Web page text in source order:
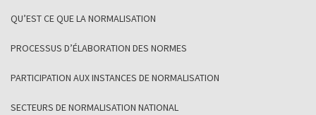
QU’EST CE QUE LA NORMALISATION
PROCESSUS D’ÉLABORATION DES NORMES
PARTICIPATION AUX INSTANCES DE NORMALISATION
SECTEURS DE NORMALISATION NATIONAL